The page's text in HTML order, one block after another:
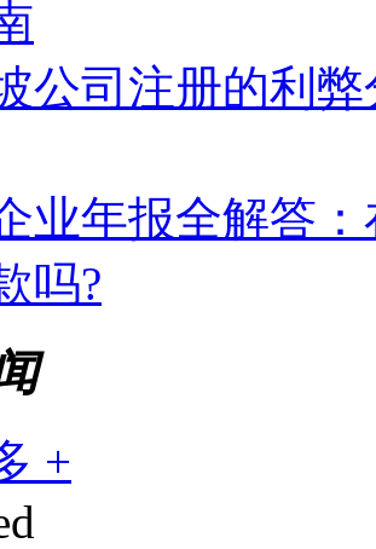
公司注册的利
业年报全解答
吗?
+